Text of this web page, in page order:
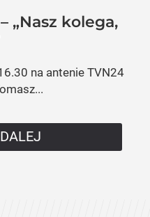
„Nasz kolega,
na antenie TVN24